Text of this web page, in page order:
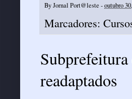
ByJornal Port@leste -outubro
Marcadores:
readaptados